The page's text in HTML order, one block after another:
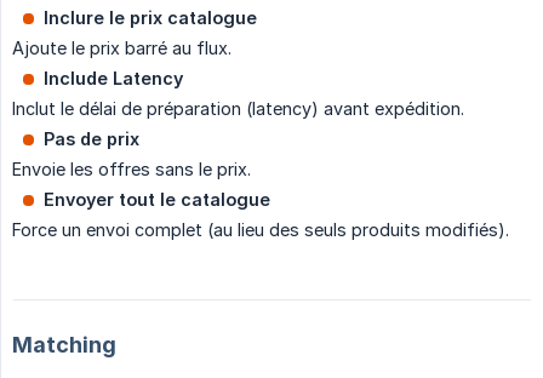
Inclure le prix catalogue
Ajoute le prix barré au flux.
Include Latency
Inclut le délai de préparation (latency) avant expédition.
Pas de prix
Envoie les offres sans le prix.
Envoyer tout le catalogue
Force un envoi complet (au lieu des seuls produits modifiés).
Matching